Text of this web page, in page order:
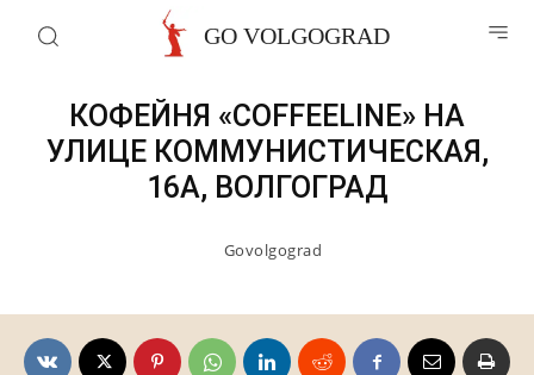
GO VOLGOGRAD
Рестораны и кафе
КОФЕЙНЯ «COFFEELINE» НА
УЛИЦЕ КОММУНИСТИЧЕСКАЯ,
16А, ВОЛГОГРАД
Govolgograd